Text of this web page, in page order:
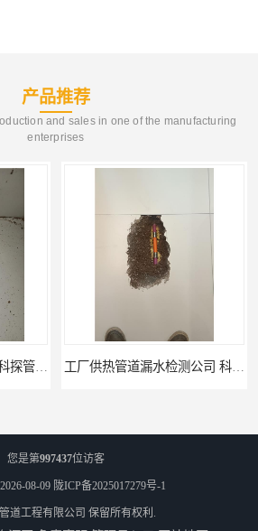
产品推荐
and sales in one of the manufacturing
enterprises
公司仪器测漏电话 科探管道工程
您是第997437位访客
08-09 陇ICP备2025017279号-1
道工程有限公司 保留所有权利.